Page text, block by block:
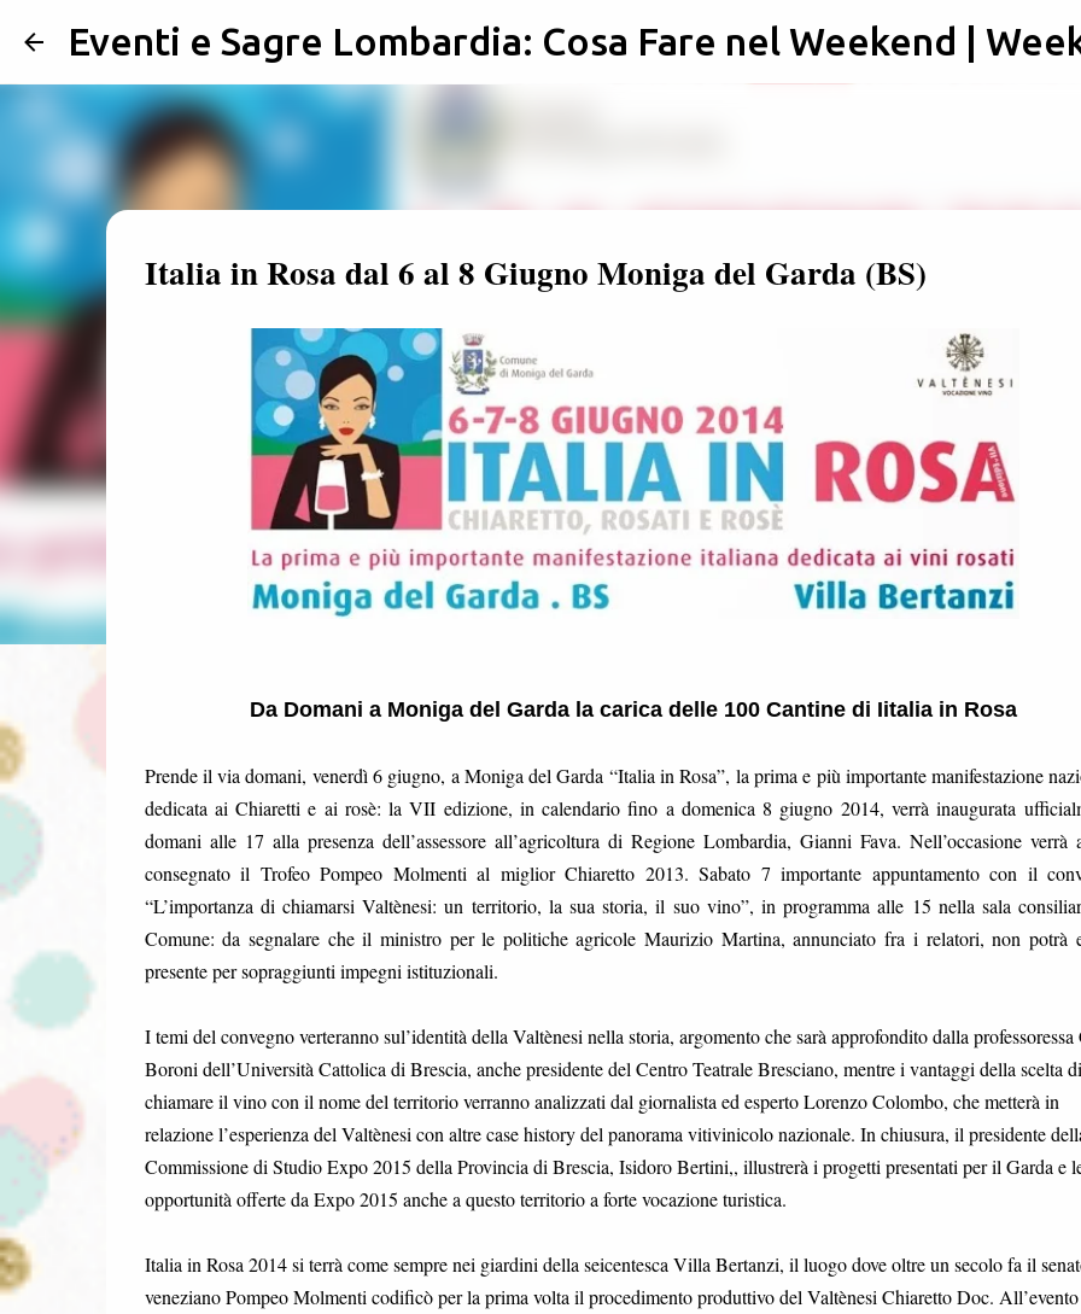
Passa ai contenuti principali
Eventi e Sagre Lombardia: Cosa Fare nel Weekend |
Italia in Rosa dal 6 al 8 Giugno Moniga del Garda (BS)
Da Domani a Moniga del Garda la carica delle 100 Cantine di Iitalia in Rosa
Prende il via domani, venerdì 6 giugno, a Moniga del Garda “Italia in Rosa”, la prima e più importante manifestazione
dedicata ai Chiaretti e ai rosè: la VII edizione, in calendario fino a domenica 8 giugno 2014, verrà inaugurata
domani alle 17 alla presenza dell’assessore all’agricoltura di Regione Lombardia, Gianni Fava. Nell’occasione verrà
consegnato il Trofeo Pompeo Molmenti al miglior Chiaretto 2013. Sabato 7 importante appuntamento con il
“L’importanza di chiamarsi Valtènesi: un territorio, la sua storia, il suo vino”, in programma alle 15 nella sala
Comune: da segnalare che il ministro per le politiche agricole Maurizio Martina, annunciato fra i relatori, non potrà
presente per sopraggiunti impegni istituzionali.
I temi del convegno verteranno sul’identità della Valtènesi nella storia, argomento che sarà approfondito dalla professoressa
Boroni dell’Università Cattolica di Brescia, anche presidente del Centro Teatrale Bresciano, mentre i vantaggi della scelta di
chiamare il vino con il nome del territorio verranno analizzati dal giornalista ed esperto Lorenzo Colombo, che metterà in
relazione l’esperienza del Valtènesi con altre case history del panorama vitivinicolo nazionale. In chiusura, il presidente
Commissione di Studio Expo 2015 della Provincia di Brescia, Isidoro Bertini,, illustrerà i progetti presentati per il Garda e
opportunità offerte da Expo 2015 anche a questo territorio a forte vocazione turistica.
Italia in Rosa 2014 si terrà come sempre nei giardini della seicentesca Villa Bertanzi, il luogo dove oltre un secolo fa il
veneziano Pompeo Molmenti codificò per la prima volta il procedimento produttivo del Valtènesi Chiaretto Doc. All’evento